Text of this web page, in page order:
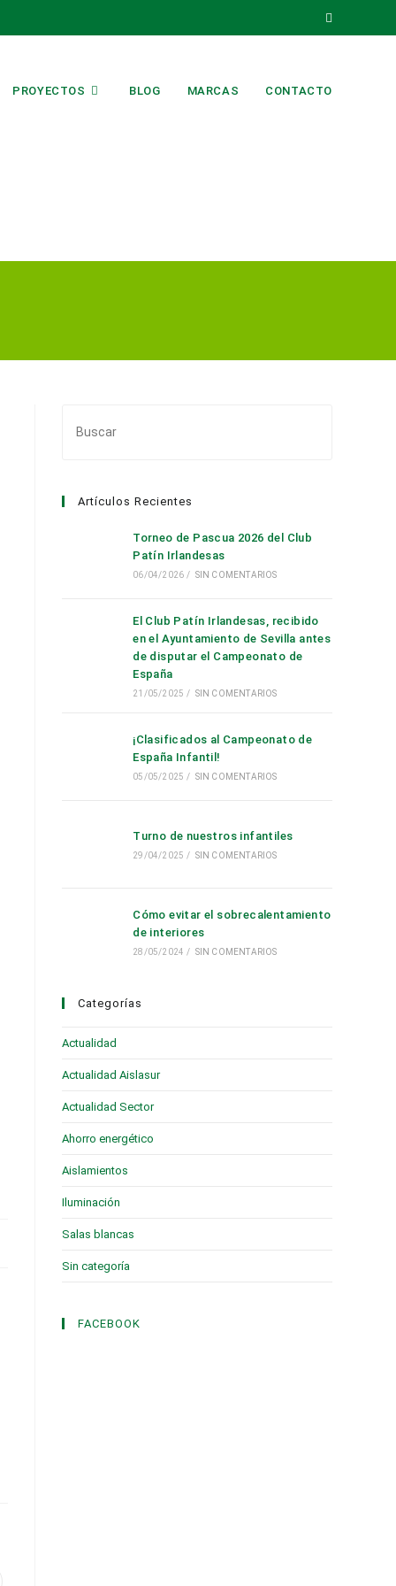
PROYECTOS BLOG MARCAS CONTACTO
Artículos Recientes
Torneo de Pascua 2026 del Club
Patín Irlandesas
06/04/2026 / SIN COMENTARIOS
El Club Patín Irlandesas, recibido
en el Ayuntamiento de Sevilla antes
de disputar el Campeonato de
España
21/05/2025 / SIN COMENTARIOS
¡Clasificados al Campeonato de
España Infantil!
05/05/2025 / SIN COMENTARIOS
Turno de nuestros infantiles
29/04/2025 / SIN COMENTARIOS
Cómo evitar el sobrecalentamiento
de interiores
28/05/2024 / SIN COMENTARIOS
Categorías
Actualidad
Actualidad Aislasur
Actualidad Sector
Ahorro energético
Aislamientos
Iluminación
Salas blancas
Sin categoría
FACEBOOK